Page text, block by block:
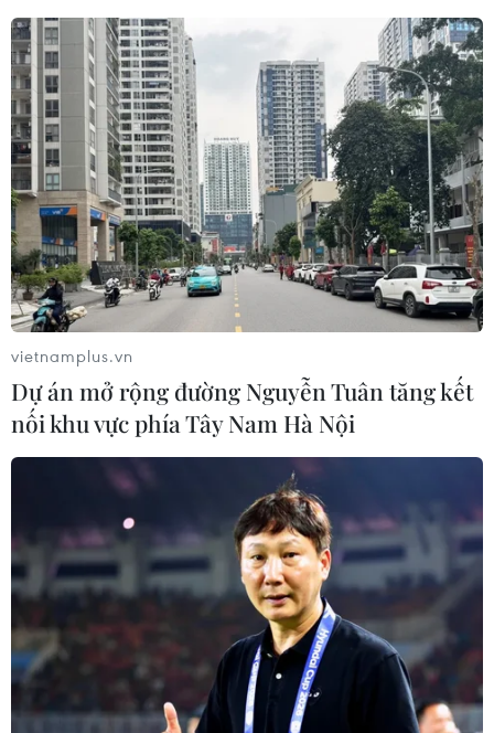
TIN CÙNG CHUYÊN MỤC
An Giang: Cháy lớn ở khu dân cư
khiến 5 căn nhà bị hư hại
06/08/2026 16:12
vietnamplus.vn
Dự án mở rộng đường Nguyễn Tuân tăng kết
nối khu vực phía Tây Nam Hà Nội